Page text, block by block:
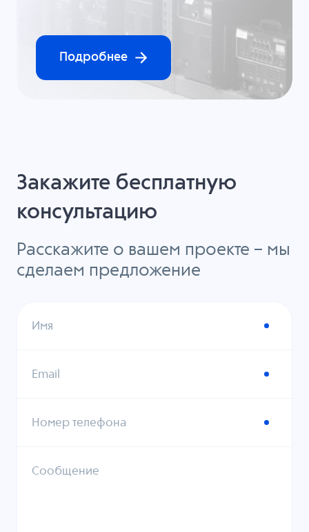
Подробнее
Закажите бесплатную
консультацию
Расскажите о вашем проекте – мы
сделаем предложение
Имя
Email
Номер телефона
Сообщение